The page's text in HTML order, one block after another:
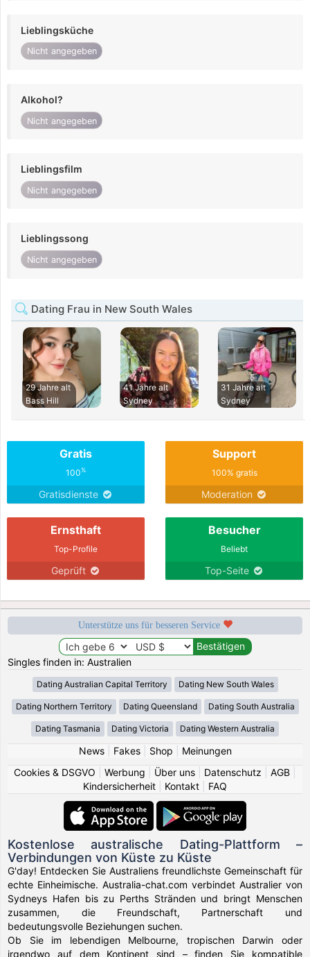
Lieblingsküche
Nicht angegeben
Alkohol?
Nicht angegeben
Lieblingsfilm
Nicht angegeben
Lieblingssong
Nicht angegeben
Dating Frau in New South Wales
29 Jahre alt
Bass Hill
41 Jahre alt
Sydney
31 Jahre alt
Sydney
Gratis
100%
Gratisdienste
Support
100% gratis
Moderation
Ernsthaft
Top-Profile
Geprüft
Besucher
Beliebt
Top-Seite
Unterstütze uns für besseren Service
Singles finden in: Australien
Dating Australian Capital Territory Dating New South Wales
Dating Northern Territory Dating Queensland Dating South Australia
Dating Tasmania Dating Victoria Dating Western Australia
News| Fakes| Shop
Meinungen
Cookies & DSGVO
Werbung Über uns Datenschutz AGB
Kindersicherheit
Kontakt FAQ
Kostenlose australische Dating-Plattform –
Verbindungen von Küste zu Küste
G'day! Entdecken Sie Australiens freundlichste Gemeinschaft für
echte Einheimische. Australia-chat.com verbindet Australier von
Sydneys Hafen bis zu Perths Stränden und bringt Menschen
zusammen, die Freundschaft, Partnerschaft und
bedeutungsvolle Beziehungen suchen.
Ob Sie im lebendigen Melbourne, tropischen Darwin oder
irgendwo auf dem Kontinent sind – finden Sie kompatible